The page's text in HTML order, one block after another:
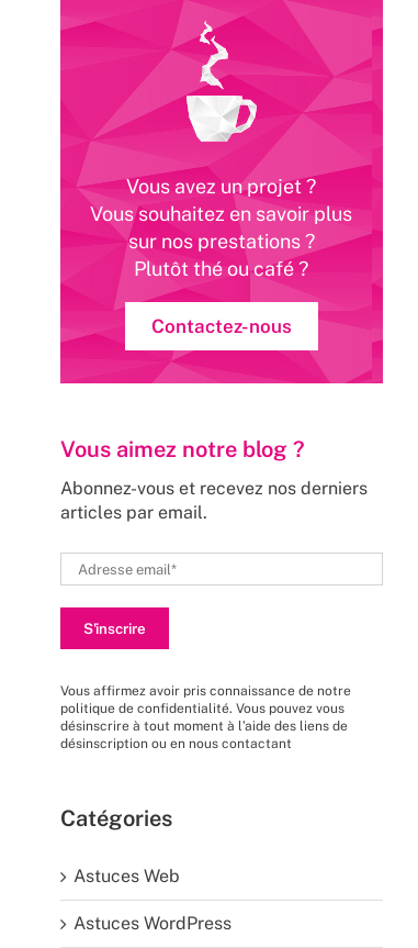
Vous avez un projet ?
Vous souhaitez en savoir plus
sur nos prestations ?
Plutôt thé ou café ?
Contactez-nous
Vous aimez notre blog ?
Abonnez-vous et recevez nos derniers
articles par email.
Vous affirmez avoir pris connaissance de notre
politique de confidentialité. Vous pouvez vous
désinscrire à tout moment à l’aide des liens de
désinscription ou en nous contactant
Catégories
Astuces Web
Astuces WordPress